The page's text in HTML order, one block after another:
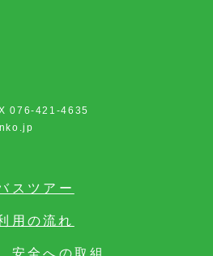
076-421-4635
スツアー
用の流れ
安全への取組